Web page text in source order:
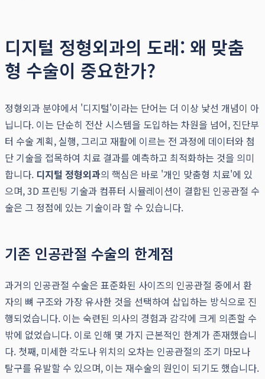
디지털 정형외과의 도래: 왜 맞춤
형 수술이 중요한가?
정형외과 분야에서 '디지털'이라는 단어는 더 이상 낯선 개념이 아
닙니다. 이는 단순히 전산 시스템을 도입하는 차원을 넘어, 진단부
터 수술 계획, 실행, 그리고 재활에 이르는 전 과정에 데이터와 첨
단 기술을 접목하여 치료 결과를 예측하고 최적화하는 것을 의미
합니다. 디지털 정형외과의 핵심은 바로 '개인 맞춤형 치료'에 있
으며, 3D 프린팅 기술과 컴퓨터 시뮬레이션이 결합된 인공관절 수
술은 그 정점에 있는 기술이라 할 수 있습니다.
기존 인공관절 수술의 한계점
과거의 인공관절 수술은 표준화된 사이즈의 인공관절 중에서 환
자의 뼈 구조와 가장 유사한 것을 선택하여 삽입하는 방식으로 진
행되었습니다. 이는 숙련된 의사의 경험과 감각에 크게 의존할 수
밖에 없었습니다. 이로 인해 몇 가지 근본적인 한계가 존재했습니
다. 첫째, 미세한 각도나 위치의 오차는 인공관절의 조기 마모나
탈구를 유발할 수 있으며, 이는 재수술의 원인이 되기도 했습니다.